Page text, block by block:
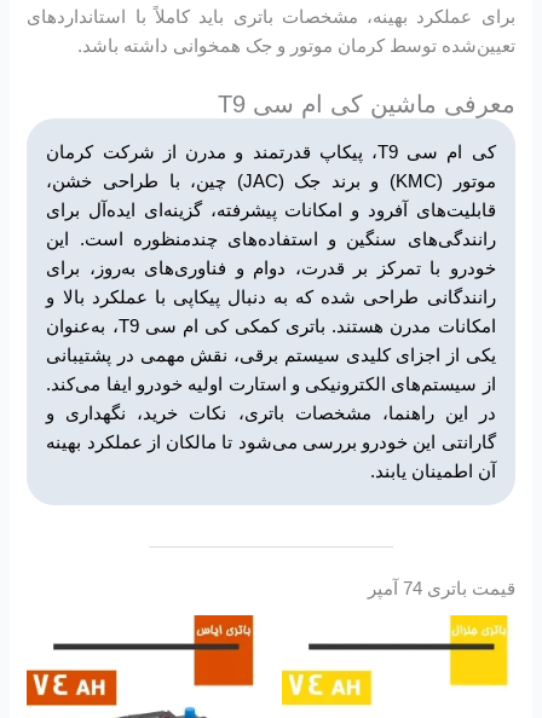
برای عملکرد بهینه، مشخصات باتری باید کاملاً با استانداردهای
تعیین‌شده توسط کرمان موتور و جک همخوانی داشته باشد.
معرفی ماشین کی ام سی T9
کی ام سی T9، پیکاپ قدرتمند و مدرن از شرکت کرمان
موتور (KMC) و برند جک (JAC) چین، با طراحی خشن،
قابلیت‌های آفرود و امکانات پیشرفته، گزینه‌ای ایده‌آل برای
رانندگی‌های سنگین و استفاده‌های چندمنظوره است. این
خودرو با تمرکز بر قدرت، دوام و فناوری‌های به‌روز، برای
رانندگانی طراحی شده که به دنبال پیکاپی با عملکرد بالا و
امکانات مدرن هستند. باتری کمکی کی ام سی T9، به‌عنوان
یکی از اجزای کلیدی سیستم برقی، نقش مهمی در پشتیبانی
از سیستم‌های الکترونیکی و استارت اولیه خودرو ایفا می‌کند.
در این راهنما، مشخصات باتری، نکات خرید، نگهداری و
گارانتی این خودرو بررسی می‌شود تا مالکان از عملکرد بهینه
آن اطمینان یابند.
قیمت باتری 74 آمپر